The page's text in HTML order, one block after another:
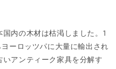
内の木材は枯渇しました。1
ーロッツパに大量に輸出され
アンティーク家具を分解す